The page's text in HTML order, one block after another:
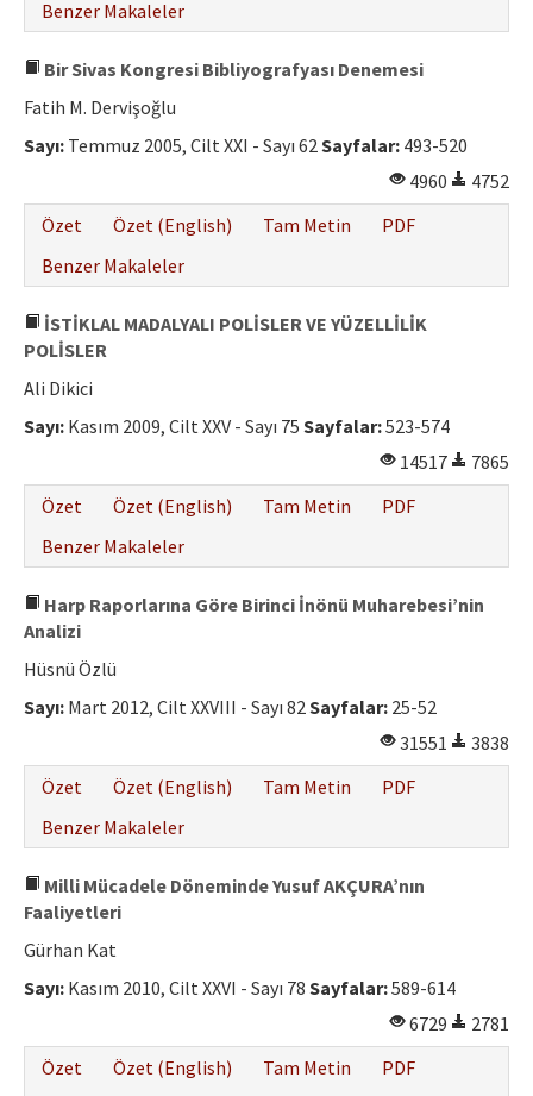
Benzer Makaleler
Bir Sivas Kongresi Bibliyografyası Denemesi
Fatih M. Dervişoğlu
Sayı: Temmuz 2005, Cilt XXI - Sayı 62Sayfalar: 493-520
4960
4752
Özet
Özet (English) Tam Metin
PDF
Benzer Makaleler
İSTİKLAL MADALYALI POLİSLER VE YÜZELLİLİK
POLİSLER
Ali Dikici
Sayı: Kasım 2009, Cilt XXV - Sayı 75 Sayfalar:523-574
14517
7865
Özet
Özet (English) Tam Metin
PDF
Benzer Makaleler
Harp Raporlarına Göre Birinci İnönü Muharebesi’nin
Analizi
Hüsnü Özlü
Sayı: Mart 2012, Cilt XXVIII - Sayı 82Sayfalar: 25-52
31551
3838
Özet
Özet (English) Tam Metin
PDF
Benzer Makaleler
Milli Mücadele Döneminde Yusuf AKÇURA’nın
Faaliyetleri
Gürhan Kat
Sayı: Kasım 2010, Cilt XXVI - Sayı 78 Sayfalar:589-614
6729
2781
Özet
Özet (English) Tam Metin PDF